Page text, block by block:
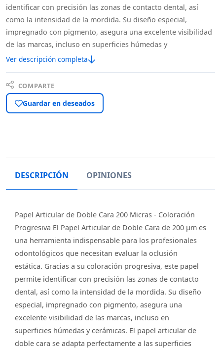
identificar con precisión las zonas de contacto dental, así
como la intensidad de la mordida. Su diseño especial,
impregnado con pigmento, asegura una excelente visibilidad
de las marcas, incluso en superficies húmedas y
Ver descripción completa
COMPARTE
Guardar en deseados
DESCRIPCIÓN OPINIONES
Papel Articular de Doble Cara 200 Micras - Coloración
Progresiva El Papel Articular de Doble Cara de 200 µm es
una herramienta indispensable para los profesionales
odontológicos que necesitan evaluar la oclusión
estática. Gracias a su coloración progresiva, este papel
permite identificar con precisión las zonas de contacto
dental, así como la intensidad de la mordida. Su diseño
especial, impregnado con pigmento, asegura una
excelente visibilidad de las marcas, incluso en
superficies húmedas y cerámicas. El papel articular de
doble cara se adapta perfectamente a las superficies